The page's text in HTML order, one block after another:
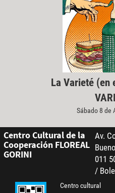
La Varieté (en
Sábado 8 de
Centro Cultural de la
Cooperación FLOREAL
GORINI
Av.
011
/
Centro cultural